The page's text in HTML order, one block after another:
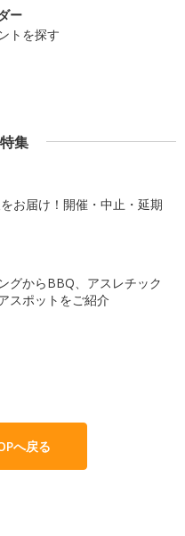
ー
トを探す
集
お届け！開催・中止・延期
グからBBQ、アスレチック
スポットをご紹介
へ戻る